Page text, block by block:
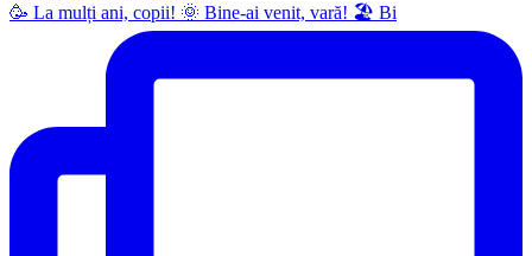
🥳 La mulți ani, copii! 🌞 Bine-ai venit, vară! 🏖 Bi